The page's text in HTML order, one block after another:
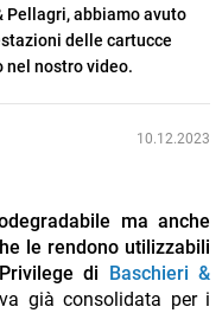
Pellagri, abbiamo avuto
delle cartucce
nel nostro video.
10.12.2023
ma anche
le rendono utilizzabili
di
Baschieri &
già consolidata per i